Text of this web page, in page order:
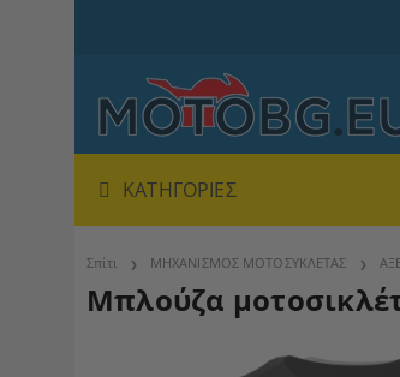
ΚΑΤΗΓΟΡΊΕΣ
Σπίτι ΜΗΧΑΝΙΣΜΟΣ ΜΟΤΟΣΥΚΛΕΤΑΣ
Μπλούζα